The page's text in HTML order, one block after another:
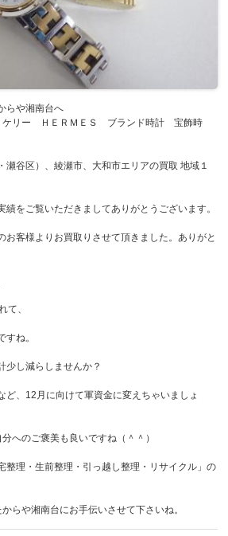
らや湘南台へ
ケリー ＨＥＲＭＥＳ ブランド時計 宝飾時
瀬谷区）、綾瀬市、大和市エリアの買取 地域１
績をご覧いただきましてありがとうございます。
お客様よりお買取りさせて頂きました。ありがと
て、
すね。
少し減らしませんか？
ど、12月に向けて軍資金に変えちゃいましょ
へのご褒美も良いですね（＾＾）
整理・生前整理・引っ越し整理・リサイクル」の
らや湘南台にお手伝いさせて下さいね。